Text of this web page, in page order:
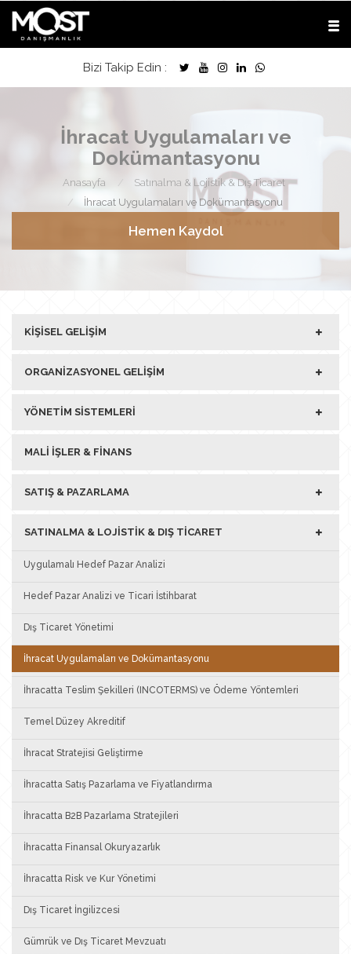
Bizi Takip Edin :
İhracat Uygulamaları ve
Dokümantasyonu
Anasayfa
Satınalma & Lojistik & Dış Ticaret
İhracat Uygulamaları ve Dokümantasyonu
Hemen Kaydol
KIŞISEL GELIŞIM
ORGANIZASYONEL GELIŞIM
YÖNETIM SISTEMLERI
MALI İŞLER & FINANS
SATIŞ & PAZARLAMA
SATINALMA & LOJISTIK & DIŞ TICARET
Uygulamalı Hedef Pazar Analizi
Hedef Pazar Analizi ve Ticari İstihbarat
Dış Ticaret Yönetimi
İhracat Uygulamaları ve Dokümantasyonu
İhracatta Teslim Şekilleri (INCOTERMS) ve Ödeme Yöntemleri
Temel Düzey Akreditif
İhracat Stratejisi Geliştirme
İhracatta Satış Pazarlama ve Fiyatlandırma
İhracatta B2B Pazarlama Stratejileri
İhracatta Finansal Okuryazarlık
İhracatta Risk ve Kur Yönetimi
Dış Ticaret İngilizcesi
Gümrük ve Dış Ticaret Mevzuatı